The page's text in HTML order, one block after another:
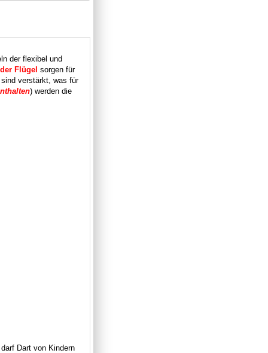
der flexibel und
Flügel sorgen für
verstärkt, was für
) werden die
Dart von Kindern